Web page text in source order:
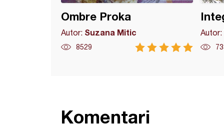
Ombre Proka
Autor: Suzana Mitic
8529
Autor:
Komentari